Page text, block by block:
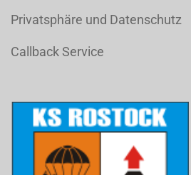
Privatsphäre und Datenschutz
Callback Service